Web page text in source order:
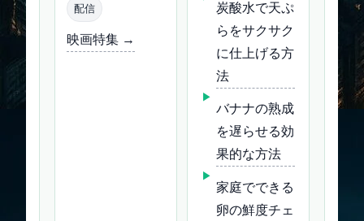
配信
映画特集 →
炭酸水で天ぷ
らをサクサク
に仕上げる方
法
バナナの熟成
を遅らせる効
果的な方法
家庭でできる
卵の鮮度チェ